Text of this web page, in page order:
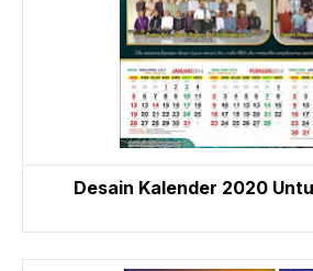
Desain Kalender 2020